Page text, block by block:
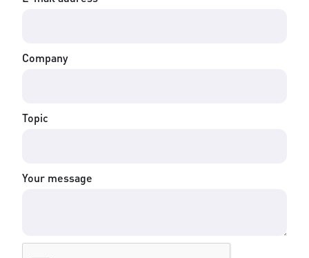
Company
Topic
Your message